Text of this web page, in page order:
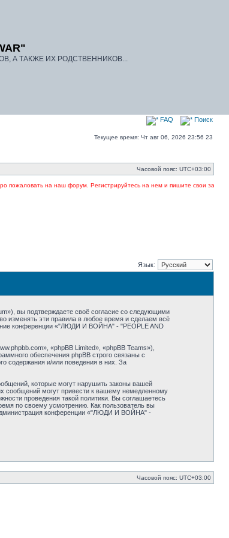
А ТАКЖЕ ИХ РОДСТВЕННИКОВ...
FAQ Поиск
Текущее время: Чт авг 06, 2026 23:56 23
Часовой пояс: UTC+03:00
пожаловать на наш форум. Регистрируйтесь на нем и пишите свои заявки
Язык:
вы подтверждаете своё согласие со следующими
изменять эти правила в любое время и сделаем всё
конференции «"ЛЮДИ И ВОЙНА" - "PEOPLE AND
«phpBB Limited», «phpBB Teams»),
обеспечения phpBB строго связаны с
содержания и/или поведения в них. За
которые могут нарушить законы вашей
сообщений могут привести к вашему немедленному
проведения такой политики. Вы соглашаетесь
по своему усмотрению. Как пользователь вы
администрация конференции «"ЛЮДИ И ВОЙНА" -
Часовой пояс: UTC+03:00